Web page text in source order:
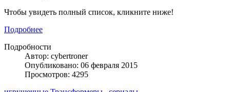
Чтобы увидеть полный список, кликните ниже!
Подробнее
Подробности
Автор: cybertroner
Опубликовано: 06 февраля 2015
Просмотров: 4295